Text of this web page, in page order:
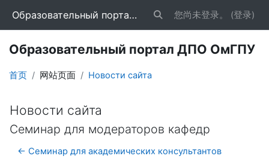
Образовательный портал ДПО ОмГПУ 切换搜索输入
您尚未登录。 (登录)
Образовательный портал ДПО ОмГПУ
首页 网站页面 Новости сайта
Новости сайта
Семинар для модераторов кафедр
← Семинар для академических консультантов